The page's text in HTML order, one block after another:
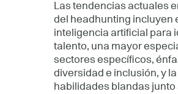
Las tendencias actuales
del headhunting incluyen
inteligencia artificial para
talento, una mayor
sectores específicos,
diversidad e inclusión, y
habilidades blandas junto